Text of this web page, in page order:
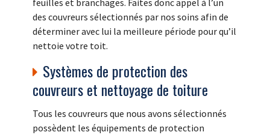
feuilles et branchages. Faites donc appel à l’un
des couvreurs sélectionnés par nos soins afin de
déterminer avec lui la meilleure période pour qu’il
nettoie votre toit.
Systèmes de protection des
couvreurs et nettoyage de toiture
Tous les couvreurs que nous avons sélectionnés
possèdent les équipements de protection